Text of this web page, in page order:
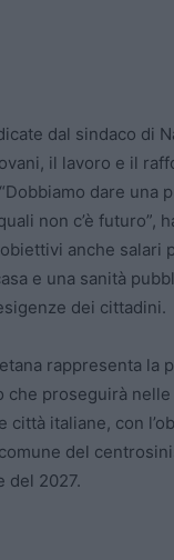
dal sindaco di
il lavoro e il
dare una
non c’è futuro”,
anche salari
e una sanità
dei cittadini.
rappresenta la
che proseguirà
città italiane, con
del
del 2027.